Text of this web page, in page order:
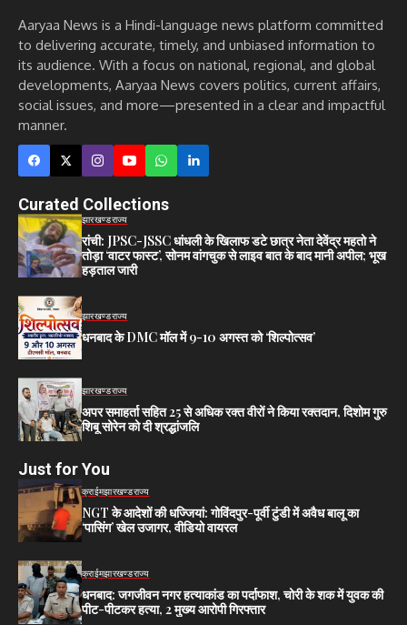
Aaryaa News is a Hindi-language news platform committed
to delivering accurate, timely, and unbiased information to
its audience. With a focus on national, regional, and global
developments, Aaryaa News covers politics, current affairs,
social issues, and more—presented in a clear and impactful
manner.
Curated Collections
झारखण्डराज्य
रांची: JPSC-JSSC धांधली के खिलाफ डटे छात्र नेता देवेंद्र महतो ने
तोड़ा ‘वाटर फास्ट’, सोनम वांगचुक से लाइव बात के बाद मानी अपील; भूख
हड़ताल जारी
झारखण्डराज्य
धनबाद के DMC मॉल में 9-10 अगस्त को ‘शिल्पोत्सव’
झारखण्डराज्य
अपर समाहर्ता सहित 25 से अधिक रक्त वीरों ने किया रक्तदान, दिशोम गुरु
शिबू सोरेन को दी श्रद्धांजलि
Just for You
क्राईमझारखण्डराज्य
NGT के आदेशों की धज्जियां: गोविंदपुर-पूर्वी टुंडी में अवैध बालू का
‘पासिंग’ खेल उजागर, वीडियो वायरल
क्राईमझारखण्डराज्य
धनबाद: जगजीवन नगर हत्याकांड का पर्दाफाश, चोरी के शक में युवक की
पीट-पीटकर हत्या, 2 मुख्य आरोपी गिरफ्तार